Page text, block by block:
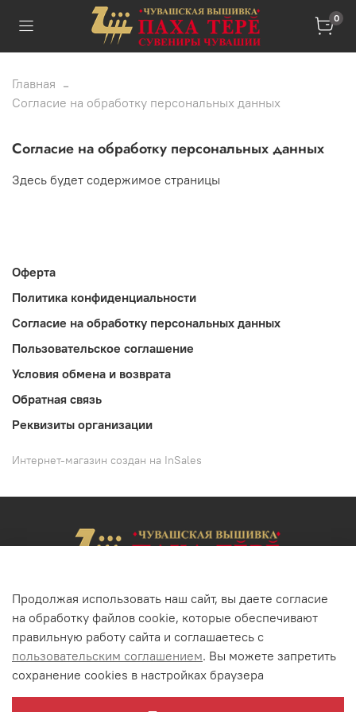
0
Главная
Согласие на обработку персональных данных
Согласие на обработку персональных данных
Здесь будет содержимое страницы
Оферта
Политика конфиденциальности
Согласие на обработку персональных данных
Пользовательское соглашение
Условия обмена и возврата
Обратная связь
Реквизиты организации
Интернет-магазин создан на InSales
+7(352) 22-62-02
+7(8352) 68-52-46
г. Чебоксары, ул. Энгельса, 23
Продолжая использовать наш сайт, вы даете согласие
на обработку файлов cookie, которые обеспечивают
правильную работу сайта и соглашаетесь с
пользовательским соглашением. Вы можете запретить
сохранение cookies в настройках браузера